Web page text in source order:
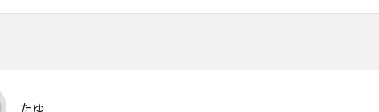
たゆ